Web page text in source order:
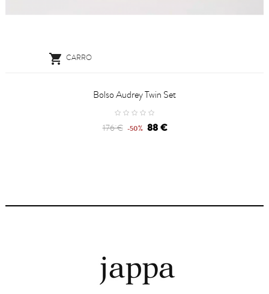
 CARRO
Bolso Audrey Twin Set
176 € -50% 88 €